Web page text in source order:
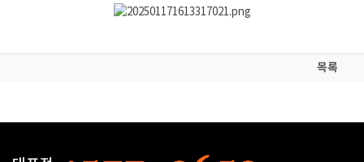
목록